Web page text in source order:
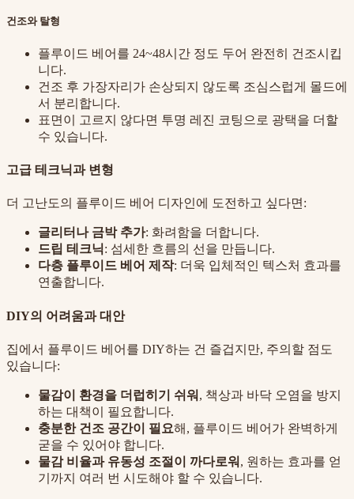
건조와 탈형
플루이드 베어를 24~48시간 정도 두어 완전히 건조시킵
니다.
건조 후 가장자리가 손상되지 않도록 조심스럽게 몰드에
서 분리합니다.
표면이 고르지 않다면 투명 레진 코팅으로 광택을 더할
수 있습니다.
고급 테크닉과 변형
더 고난도의 플루이드 베어 디자인에 도전하고 싶다면:
글리터나 금박 추가: 화려함을 더합니다.
드립 테크닉: 섬세한 흐름의 선을 만듭니다.
다층 플루이드 베어 제작: 더욱 입체적인 텍스처 효과를
연출합니다.
DIY의 어려움과 대안
집에서 플루이드 베어를 DIY하는 건 즐겁지만, 주의할 점도
있습니다:
물감이 환경을 더럽히기 쉬워 , 책상과 바닥 오염을 방지
하는 대책이 필요합니다.
충분한 건조 공간이 필요해, 플루이드 베어가 완벽하게
굳을 수 있어야 합니다.
물감 비율과 유동성 조절이 까다로워 , 원하는 효과를 얻
기까지 여러 번 시도해야 할 수 있습니다.